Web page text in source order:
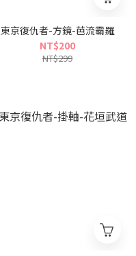
東京復仇者-方鏡-芭流霸羅
NT$200
NT$299